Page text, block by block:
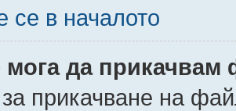
се в началото
да прикачвам
прикачване на